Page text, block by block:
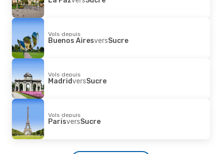
Vols depuis
Buenos AiresversSucre
Vols depuis
MadridversSucre
Vols depuis
ParisversSucre